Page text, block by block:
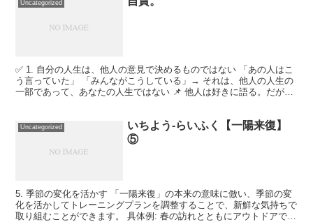
Uncategorized
✅ 1. 自分の人生は、他人の意見で決めるものではない 「あの人はこ
う言っていた」 「みんながこうしている」→ それは、他人の人生の
一部であって、あなたの人生ではない 📌 他人は好きに語る。だが、
Uncategorized
いちよう-らいふく【一陽来復】
⑤
5. 季節の変化を活かす 「一陽来復」の本来の意味に倣い、季節の変
化を活かしてトレーニングプランを調整することで、新鮮な気持ちで
取り組むことができます。 具体例: 春の訪れとともにアウトドアでの